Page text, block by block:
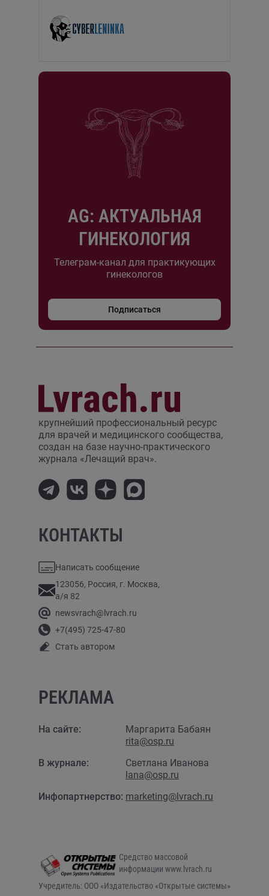
AG: АКТУАЛЬНАЯ
ГИНЕКОЛОГИЯ
Телеграм-канал для практикующих
гинекологов
Подписаться
крупнейший профессиональный ресурс
для врачей и медицинского сообщества,
создан на базе научно-практического
журнала «Лечащий врач».
КОНТАКТЫ
Написать сообщение
123056, Россия, г. Москва,
а/я 82
newsvrach@lvrach.ru
+7(495) 725-47-80
Стать автором
РЕКЛАМА
На сайте:
Маргарита Бабаян
rita@osp.ru
В журнале:
Светлана Иванова
lana@osp.ru
Инфопартнерство: marketing@lvrach.ru
Средство массовой
информации www.lvrach.ru
Учредитель: ООО «Издательство «Открытые системы»